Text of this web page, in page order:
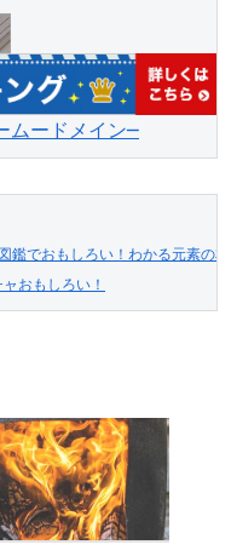
ムードメイン─
鑑でおもしろい！わかる元素の本
おもしろい！